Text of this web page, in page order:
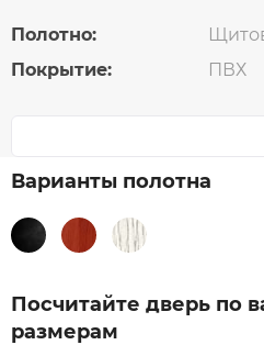
Полотно:
Покрытие:
ПВХ
Варианты полотна
Посчитайте дверь по
размерам